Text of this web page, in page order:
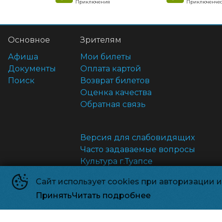
Приключения
Сайт использует cookies при авторизации
ПринятьЧитать подробнее
Основное
Афиша
Документы
Поиск
Зрителям
Мои билеты
Оплата картой
Возврат билетов
Оценка качества
Обратная связь
Версия для слабовидящих
Часто задаваемые вопросы
Культура г.Туапсе
Антикоррупция
Правила и соглашения
Анкета получателя услуг